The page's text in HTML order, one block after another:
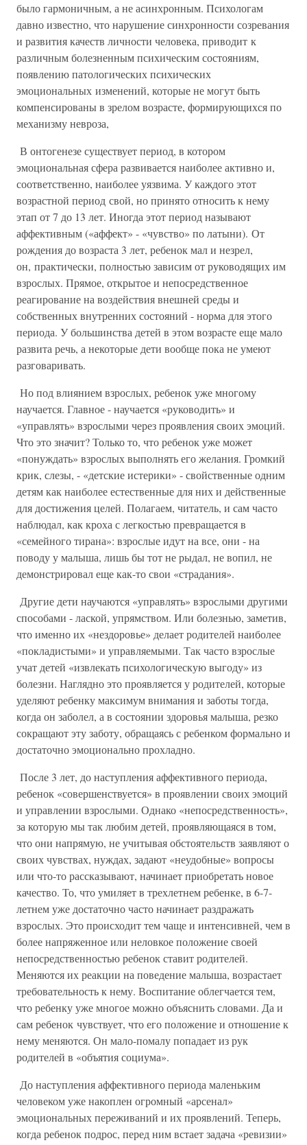
было гармоничным, а не асинхронным. Психологам
давно известно, что нарушение синхронности созревания
и развития качеств личности человека, приводит к
различным болезненным психическим состояниям,
появлению патологических психических
эмоциональных изменений, которые не могут быть
компенсированы в зрелом возрасте, формирующихся по
механизму невроза,
В онтогенезе существует период, в котором
эмоциональная сфера развивается наиболее активно и,
соответственно, наиболее уязвима. У каждого этот
возрастной период свой, но принято относить к нему
этап от 7 до 13 лет. Иногда этот период называют
аффективным («аффект» - «чувство» по латыни). От
рождения до возраста 3 лет, ребенок мал и незрел,
он, практически, полностью зависим от руководящих им
взрослых. Прямое, открытое и непосредственное
реагирование на воздействия внешней среды и
собственных внутренних состояний - норма для этого
периода. У большинства детей в этом возрасте еще мало
развита речь, а некоторые дети вообще пока не умеют
разговаривать.
Но под влиянием взрослых, ребенок уже многому
научается. Главное - научается «руководить» и
«управлять» взрослыми через проявления своих эмоций.
Что это значит? Только то, что ребенок уже может
«понуждать» взрослых выполнять его желания. Громкий
крик, слезы, - «детские истерики» - свойственные одним
детям как наиболее естественные для них и действенные
для достижения целей. Полагаем, читатель, и сам часто
наблюдал, как кроха с легкостью превращается в
«семейного тирана»: взрослые идут на все, они - на
поводу у малыша, лишь бы тот не рыдал, не вопил, не
демонстрировал еще как-то свои «страдания».
Другие дети научаются «управлять» взрослыми другими
способами - лаской, упрямством. Или болезнью, заметив,
что именно их «нездоровье» делает родителей наиболее
«покладистыми» и управляемыми. Так часто взрослые
учат детей «извлекать психологическую выгоду» из
болезни. Наглядно это проявляется у родителей, которые
уделяют ребенку максимум внимания и заботы тогда,
когда он заболел, а в состоянии здоровья малыша, резко
сокращают эту заботу, обращаясь с ребенком формально и
достаточно эмоционально прохладно.
После 3 лет, до наступления аффективного периода,
ребенок «совершенствуется» в проявлении своих эмоций
и управлении взрослыми. Однако «непосредственность»,
за которую мы так любим детей, проявляющаяся в том,
что они напрямую, не учитывая обстоятельств заявляют о
своих чувствах, нуждах, задают «неудобные» вопросы
или что-то рассказывают, начинает приобретать новое
качество. То, что умиляет в трехлетнем ребенке, в 6-7-
летнем уже достаточно часто начинает раздражать
взрослых. Это происходит тем чаще и интенсивней, чем в
более напряженное или неловкое положение своей
непосредственностью ребенок ставит родителей.
Меняются их реакции на поведение малыша, возрастает
требовательность к нему. Воспитание облегчается тем,
что ребенку уже многое можно объяснить словами. Да и
сам ребенок чувствует, что его положение и отношение к
нему меняются. Он мало-помалу попадает из рук
родителей в «объятия социума».
До наступления аффективного периода маленьким
человеком уже накоплен огромный «арсенал»
эмоциональных переживаний и их проявлений. Теперь,
когда ребенок подрос, перед ним встает задача «ревизии»